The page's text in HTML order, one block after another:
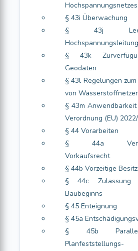
Hochspannungsnetzes
§ 43i Überwachung
§ 43j
§ 43k
Geodaten
§ 43l Regelungen
von
§ 43m
Verordnung (EU)
§ 44 Vorarbeiten
§ 44a
Vorkaufsrecht
§ 44b Vorzeitige
§ 44c Zulassung
Baubeginns
§ 45 Enteignung
§ 45a
§ 45b